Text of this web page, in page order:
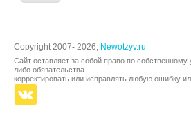
Copyright 2007- 2026, Newotzyv.ru
Сайт оставляет за собой право по собственному
либо обязательства
корректировать или исправлять любую ошибку